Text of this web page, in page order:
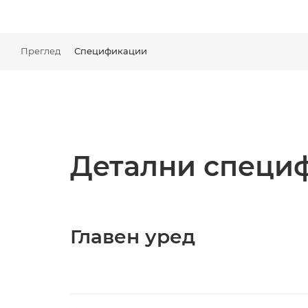
Преглед Спецификации
Детални
Главен уред